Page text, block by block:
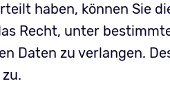
haben, können Sie
Recht, unter
Daten zu verlangen.